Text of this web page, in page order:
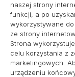
naszej strony
funkcji, a po
wykorzystywane
ze strony
Strona
celu korzystania z
marketingowych.
urządzeniu
pozycjonowanie
Informacje
Polityka plików